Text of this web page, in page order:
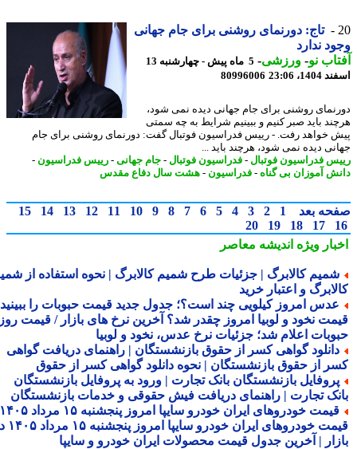
تاج: دورنمای روشنی برای جام جهانی
ندارد
نو- ورزشی-
5 ماه پیش - چهارشنبه 13
23:06
80996006
روشنی برای جام جهانی دیده نمی شود،
باید صبر کنیم و ببینیم شرایط به چه سمتی
خواهد رفت. - رییس فدراسیون فوتبال گفت: دورنمای روشنی برای جام
دیده نمی شود، هرچند باید ...
فدراسیون فوتبال-فدراسیون فوتبال-جام جهانی-رییس فدراسیون-
آموزان بی گناه-فدراسیون-هشت سال دفاع مقدس
بعد 1
2
3
4
5
6
7
8
9
10
11
12
13
14
15
17
18
19
20
ویژهاندیشه معاصر
کالابرگ | جزئیات طرح شمیم کالابرگ | نحوه استفاده از شمیم
و اعتبار خرید
امروز کیلویی چند است؟؛ جدول جدید قیمت حبوبات را ببینید /
نخود و لوبیا امروز چقدر شد؟ آخرین نرخ های بازار / قیمت روز
اعلام شد؛ جزئیات نرخ عدس، نخود و لوبیا
گواهی کسر از حقوق بازنشستگان | راهنمای دریافت گواهی
از حقوق بازنشستگان | نحوه دانلود گواهی کسر از حقوق
بازنشستگان بانک تجارت | ورود به پروفایل بازنشستگان
تجارت | راهنمای دریافت فیش حقوقی و خدمات بازنشستگان
قیمت خودروهای ایران خودرو سایپا امروز پنجشنبه ۱۵ مرداد ۱۴۰۵ |
قیمت خودروهای ایران خودرو سایپا امروز پنجشنبه ۱۵ مرداد ۱۴۰۵ در
| آخرین جدول قیمت محصولات ایران خودرو و سایپا